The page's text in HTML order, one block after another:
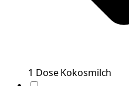
1 Dose Kokosmilch